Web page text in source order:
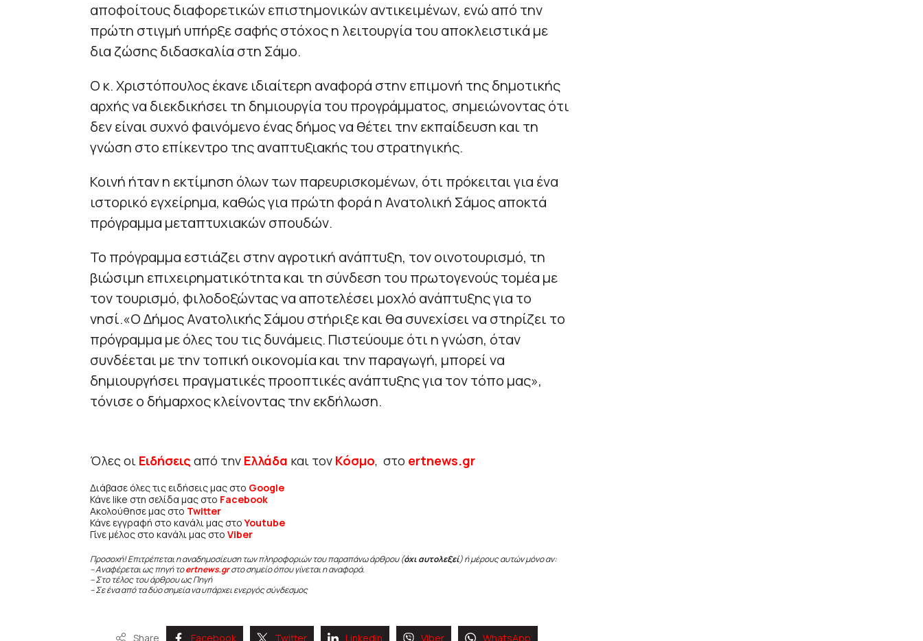
αποφοίτους διαφορετικών επιστημονικών αντικειμένων, ενώ από την
πρώτη στιγμή υπήρξε σαφής στόχος η λειτουργία του αποκλειστικά με
δια ζώσης διδασκαλία στη Σάμο.
Ο κ. Χριστόπουλος έκανε ιδιαίτερη αναφορά στην επιμονή της δημοτικής
αρχής να διεκδικήσει τη δημιουργία του προγράμματος, σημειώνοντας ότι
δεν είναι συχνό φαινόμενο ένας δήμος να θέτει την εκπαίδευση και τη
γνώση στο επίκεντρο της αναπτυξιακής του στρατηγικής.
Κοινή ήταν η εκτίμηση όλων των παρευρισκομένων, ότι πρόκειται για ένα
ιστορικό εγχείρημα, καθώς για πρώτη φορά η Ανατολική Σάμος αποκτά
πρόγραμμα μεταπτυχιακών σπουδών.
Το πρόγραμμα εστιάζει στην αγροτική ανάπτυξη, τον οινοτουρισμό, τη
βιώσιμη επιχειρηματικότητα και τη σύνδεση του πρωτογενούς τομέα με
τον τουρισμό, φιλοδοξώντας να αποτελέσει μοχλό ανάπτυξης για το
νησί.«Ο Δήμος Ανατολικής Σάμου στήριξε και θα συνεχίσει να στηρίζει το
πρόγραμμα με όλες του τις δυνάμεις. Πιστεύουμε ότι η γνώση, όταν
συνδέεται με την τοπική οικονομία και την παραγωγή, μπορεί να
δημιουργήσει πραγματικές προοπτικές ανάπτυξης για τον τόπο μας»,
τόνισε ο δήμαρχος κλείνοντας την εκδήλωση.
Όλες οι Ειδήσεις από την Ελλάδα και τον Κόσμο, στο ertnews.gr
Διάβασε όλες τις ειδήσεις μας στο Google
Κάνε like στη σελίδα μας στο Facebook
Ακολούθησε μας στο Twitter
Κάνε εγγραφή στο κανάλι μας στοYoutube
Γίνε μέλος στο κανάλι μας στο Viber
Προσοχή! Επιτρέπεται η αναδημοσίευση των πληροφοριών του παραπάνω άρθρου (όχι αυτολεξεί) ή μέρους αυτών μόνο αν:
– Αναφέρεται ως πηγή τοertnews.gr στο σημείο όπου γίνεται η αναφορά.
– Στο τέλος του άρθρου ως Πηγή
– Σε ένα από τα δύο σημεία να υπάρχει ενεργός σύνδεσμος
Share Facebook Twitter Linkedin Viber WhatsApp